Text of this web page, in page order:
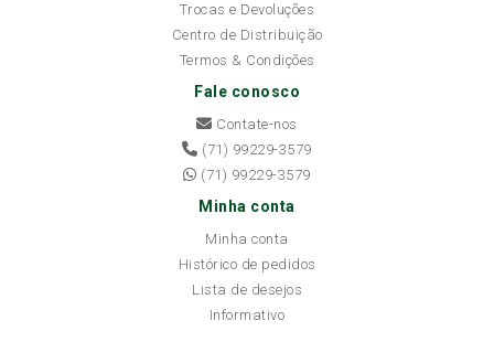
Trocas e Devoluções
Centro de Distribuição
Termos & Condições
Fale conosco
Contate-nos
(71) 99229-3579
(71) 99229-3579
Minha conta
Minha conta
Histórico de pedidos
Lista de desejos
Informativo